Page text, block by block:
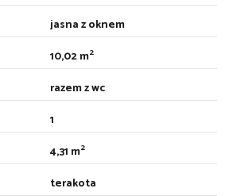
jasna z oknem
10,02 m2
razem z wc
1
4,31 m2
terakota